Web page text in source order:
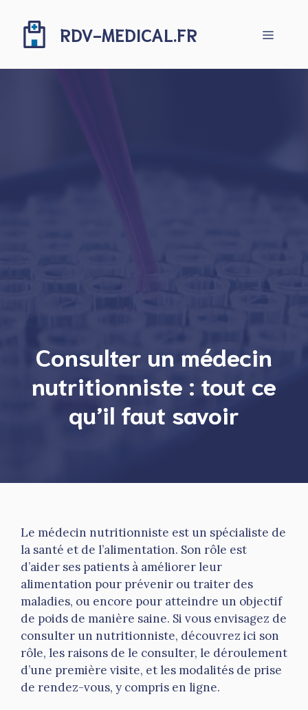
contenu
RDV-MEDICAL.FR Menu
Consulter un médecin
nutritionniste : tout ce
qu’il faut savoir
Le médecin nutritionniste est un spécialiste de
la santé et de l’alimentation. Son rôle est
d’aider ses patients à améliorer leur
alimentation pour prévenir ou traiter des
maladies, ou encore pour atteindre un objectif
de poids de manière saine. Si vous envisagez de
consulter un nutritionniste, découvrez ici son
rôle, les raisons de le consulter, le déroulement
d’une première visite, et les modalités de prise
de rendez-vous, y compris en ligne.